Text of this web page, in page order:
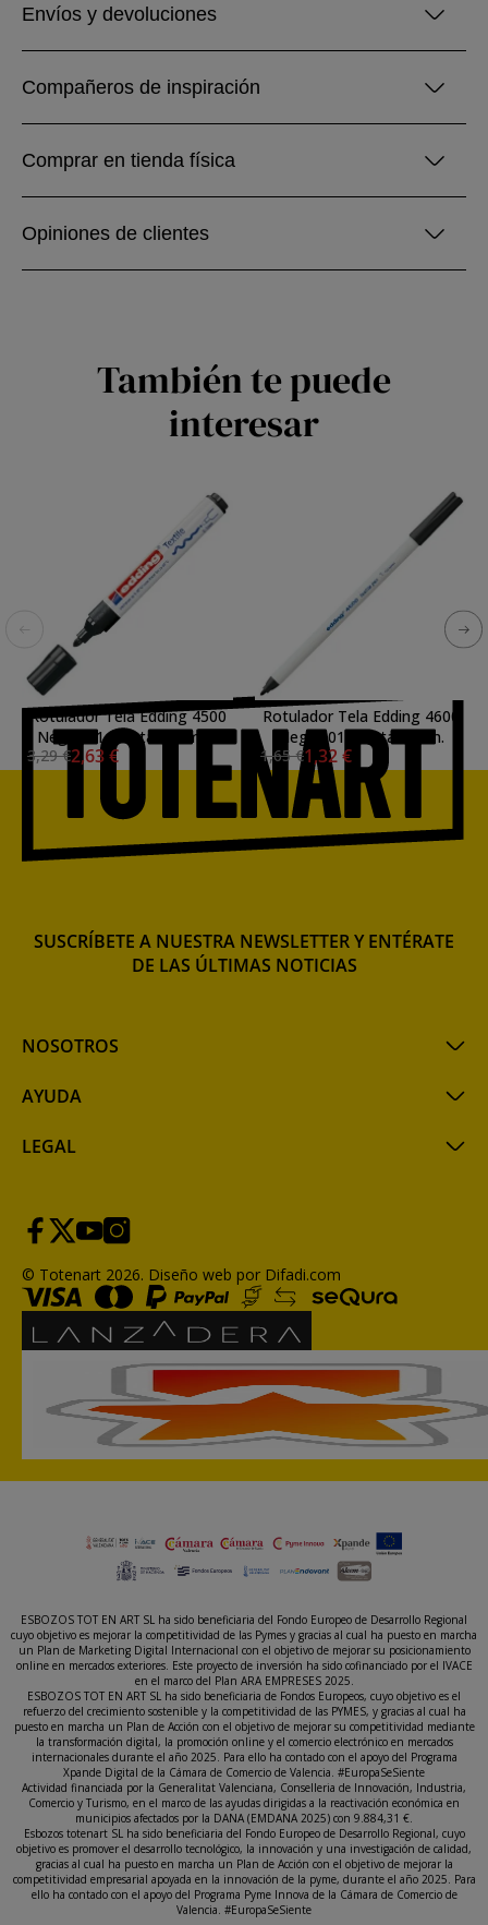
Envíos y devoluciones
Compañeros de inspiración
Comprar en tienda física
Opiniones de clientes
También te puede
interesar
Rotulador Tela Edding 4500
Negro 01, punta 2-3 mm.
3,29 €2,63 €
Rotulador Tela Edding 4600
Negro 01, punta 1 mm.
1,65 €1,32 €
NOSOTROS
AYUDA
LEGAL
SUSCRÍBETE A NUESTRA NEWSLETTER Y ENTÉRATE
DE LAS ÚLTIMAS NOTICIAS
© Totenart 2026. Diseño web por Difadi.com
ESBOZOS TOT EN ART SL ha sido beneficiaria del Fondo Europeo de Desarrollo Regional
cuyo objetivo es mejorar la competitividad de las Pymes y gracias al cual ha puesto en marcha
un Plan de Marketing Digital Internacional con el objetivo de mejorar su posicionamiento
online en mercados exteriores. Este proyecto de inversión ha sido cofinanciado por el IVACE
en el marco del Plan ARA EMPRESES 2025.
ESBOZOS TOT EN ART SL ha sido beneficiaria de Fondos Europeos, cuyo objetivo es el
refuerzo del crecimiento sostenible y la competitividad de las PYMES, y gracias al cual ha
puesto en marcha un Plan de Acción con el objetivo de mejorar su competitividad mediante
la transformación digital, la promoción online y el comercio electrónico en mercados
internacionales durante el año 2025. Para ello ha contado con el apoyo del Programa
Xpande Digital de la Cámara de Comercio de Valencia. #EuropaSeSiente
Actividad financiada por la Generalitat Valenciana, Conselleria de Innovación, Industria,
Comercio y Turismo, en el marco de las ayudas dirigidas a la reactivación económica en
municipios afectados por la DANA (EMDANA 2025) con 9.884,31 €.
Esbozos totenart SL ha sido beneficiaria del Fondo Europeo de Desarrollo Regional, cuyo
objetivo es promover el desarrollo tecnológico, la innovación y una investigación de calidad,
gracias al cual ha puesto en marcha un Plan de Acción con el objetivo de mejorar la
competitividad empresarial apoyada en la innovación de la pyme, durante el año 2025. Para
ello ha contado con el apoyo del Programa Pyme Innova de la Cámara de Comercio de
Valencia. #EuropaSeSiente